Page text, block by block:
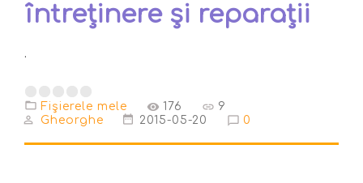
întreținere și reparații
.
Fişierele mele 176
9
Gheorghe
2015-05-20 0